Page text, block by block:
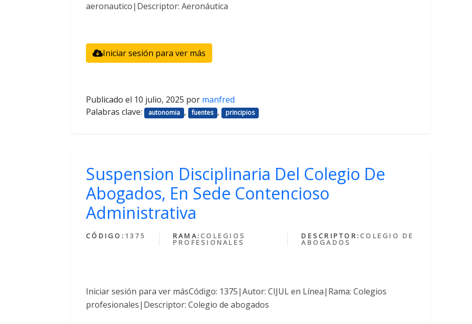
aeronautico|Descriptor: Aeronáutica
Iniciar sesión para ver más
Publicado el 10 julio, 2025 por manfred
Palabras clave:
autonomia , fuentes , principios
Suspension Disciplinaria Del Colegio De
Abogados, En Sede Contencioso
Administrativa
CÓDIGO: 1375 RAMA: COLEGIOS
PROFESIONALES
DESCRIPTOR: COLEGIO DE
ABOGADOS
Iniciar sesión para ver másCódigo: 1375|Autor: CIJUL en Línea|Rama: Colegios
profesionales|Descriptor: Colegio de abogados